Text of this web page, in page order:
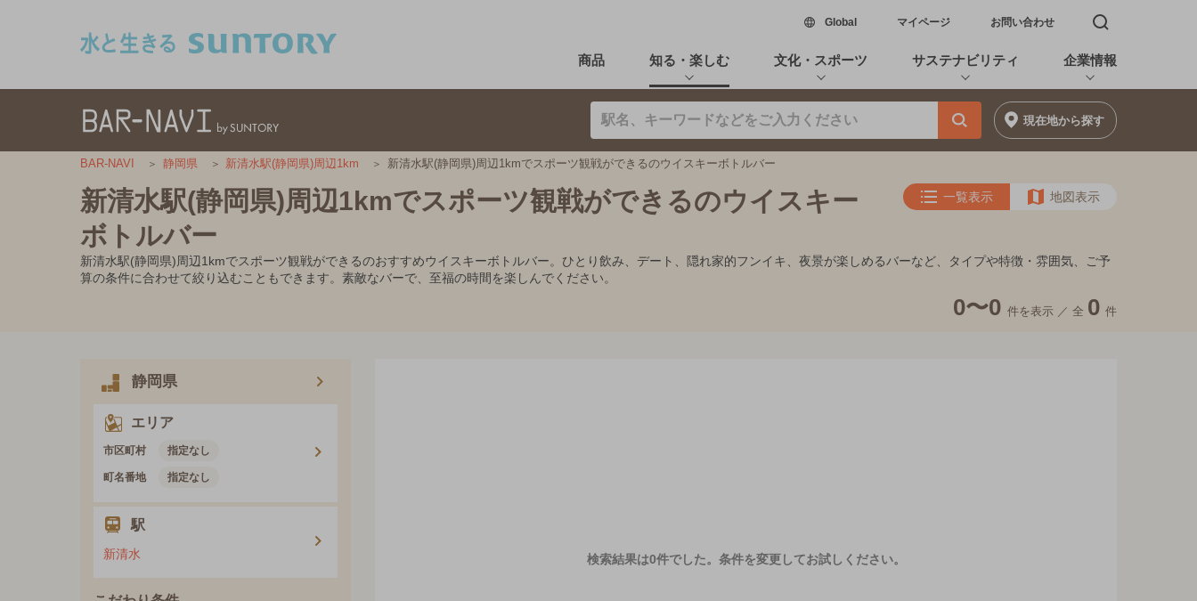
Global新しいウィンドウで開く
マイページ お問い合わせ 検索窓を開く
商品 知る・楽しむ 文化・スポーツ サステナビリティ 企業情報
現在地から探す
BAR-NAVI 静岡県 新清水駅(静岡県)周辺1km 新清水駅(静岡県)周辺1kmでスポーツ観戦ができるのウイスキーボトルバー
新清水駅(静岡県)周辺1kmでスポーツ観戦ができるのウイスキー
ボトルバー
一覧表示 地図表示
新清水駅(静岡県)周辺1kmでスポーツ観戦ができるのおすすめウイスキーボトルバー。ひとり飲み、デート、隠れ家的フンイキ、夜景が楽しめるバーなど、タイプや特徴・雰囲気、ご予
算の条件に合わせて絞り込むこともできます。素敵なバーで、至福の時間を楽しんでください。
0〜0 件を表示 ／ 全 0 件
静岡県
エリア
市区町村 指定なし
町名番地 指定なし
駅
新清水 検索結果は0件でした。 条件を変更してお試しください。